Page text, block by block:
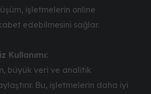
işletmelerin online
edebilmesini sağlar.
Kullanımı:
büyük veri ve analitik
Bu, işletmelerin daha iyi